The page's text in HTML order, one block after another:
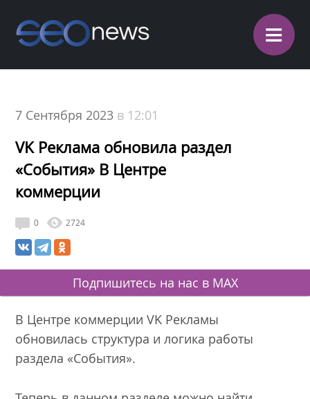
≡
7 Сентября 2023 в 12:01
VK Реклама обновила раздел
«События» В Центре
коммерции
0 2724
Подпишитесь на нас в MAX
В Центре коммерции VK Рекламы
обновилась структура и логика работы
раздела «События».